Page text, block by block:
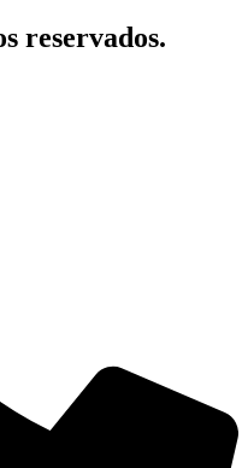
reservados.